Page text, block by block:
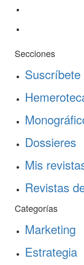
Secciones
Suscríbete
Dossieres
Mis
Revistas
Categorías
Marketing
Estrategia